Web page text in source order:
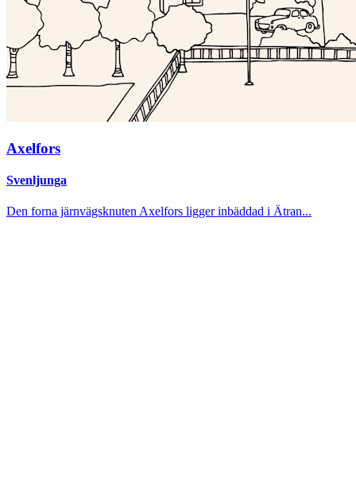
Axelfors
Svenljunga
Den forna järnvägsknuten Axelfors ligger inbäddad i Ätran...